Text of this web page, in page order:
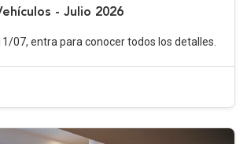
- Julio 2026
07, entra para conocer todos los detalles.